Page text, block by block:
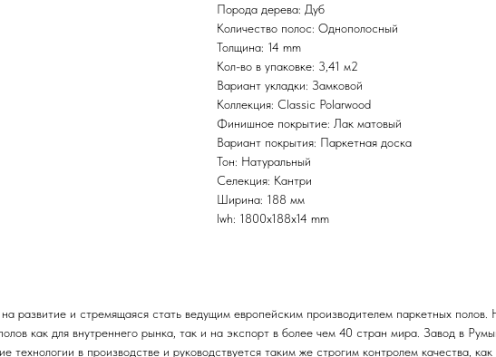
Порода дерева: Дуб
Количество полос: Однополосный
Толщина: 14 mm
Кол-во в упаковке: 3,41 м2
Вариант укладки: Замковой
Коллекция: Classic Polarwood
Финишное покрытие: Лак матовый
Вариант покрытия: Паркетная доска
Тон: Натуральный
Селекция: Кантри
Ширина: 188 мм
lwh: 1800x188x14 mm
развитие и стремящаяся стать ведущим европейским производителем паркетных
как для внутреннего рынка, так и на экспорт в более чем 40 стран мира. Завод в
в производстве и руководствуется таким же строгим контролем качества,